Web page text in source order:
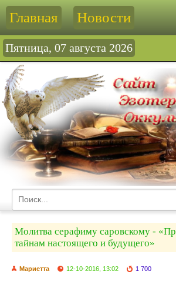
Главная Новости
Пятница, 07 августа 2026
Молитва серафиму саровскому -
тайнам настоящего и будущего»
Мариетта 12-10-2016, 13:02 1 700